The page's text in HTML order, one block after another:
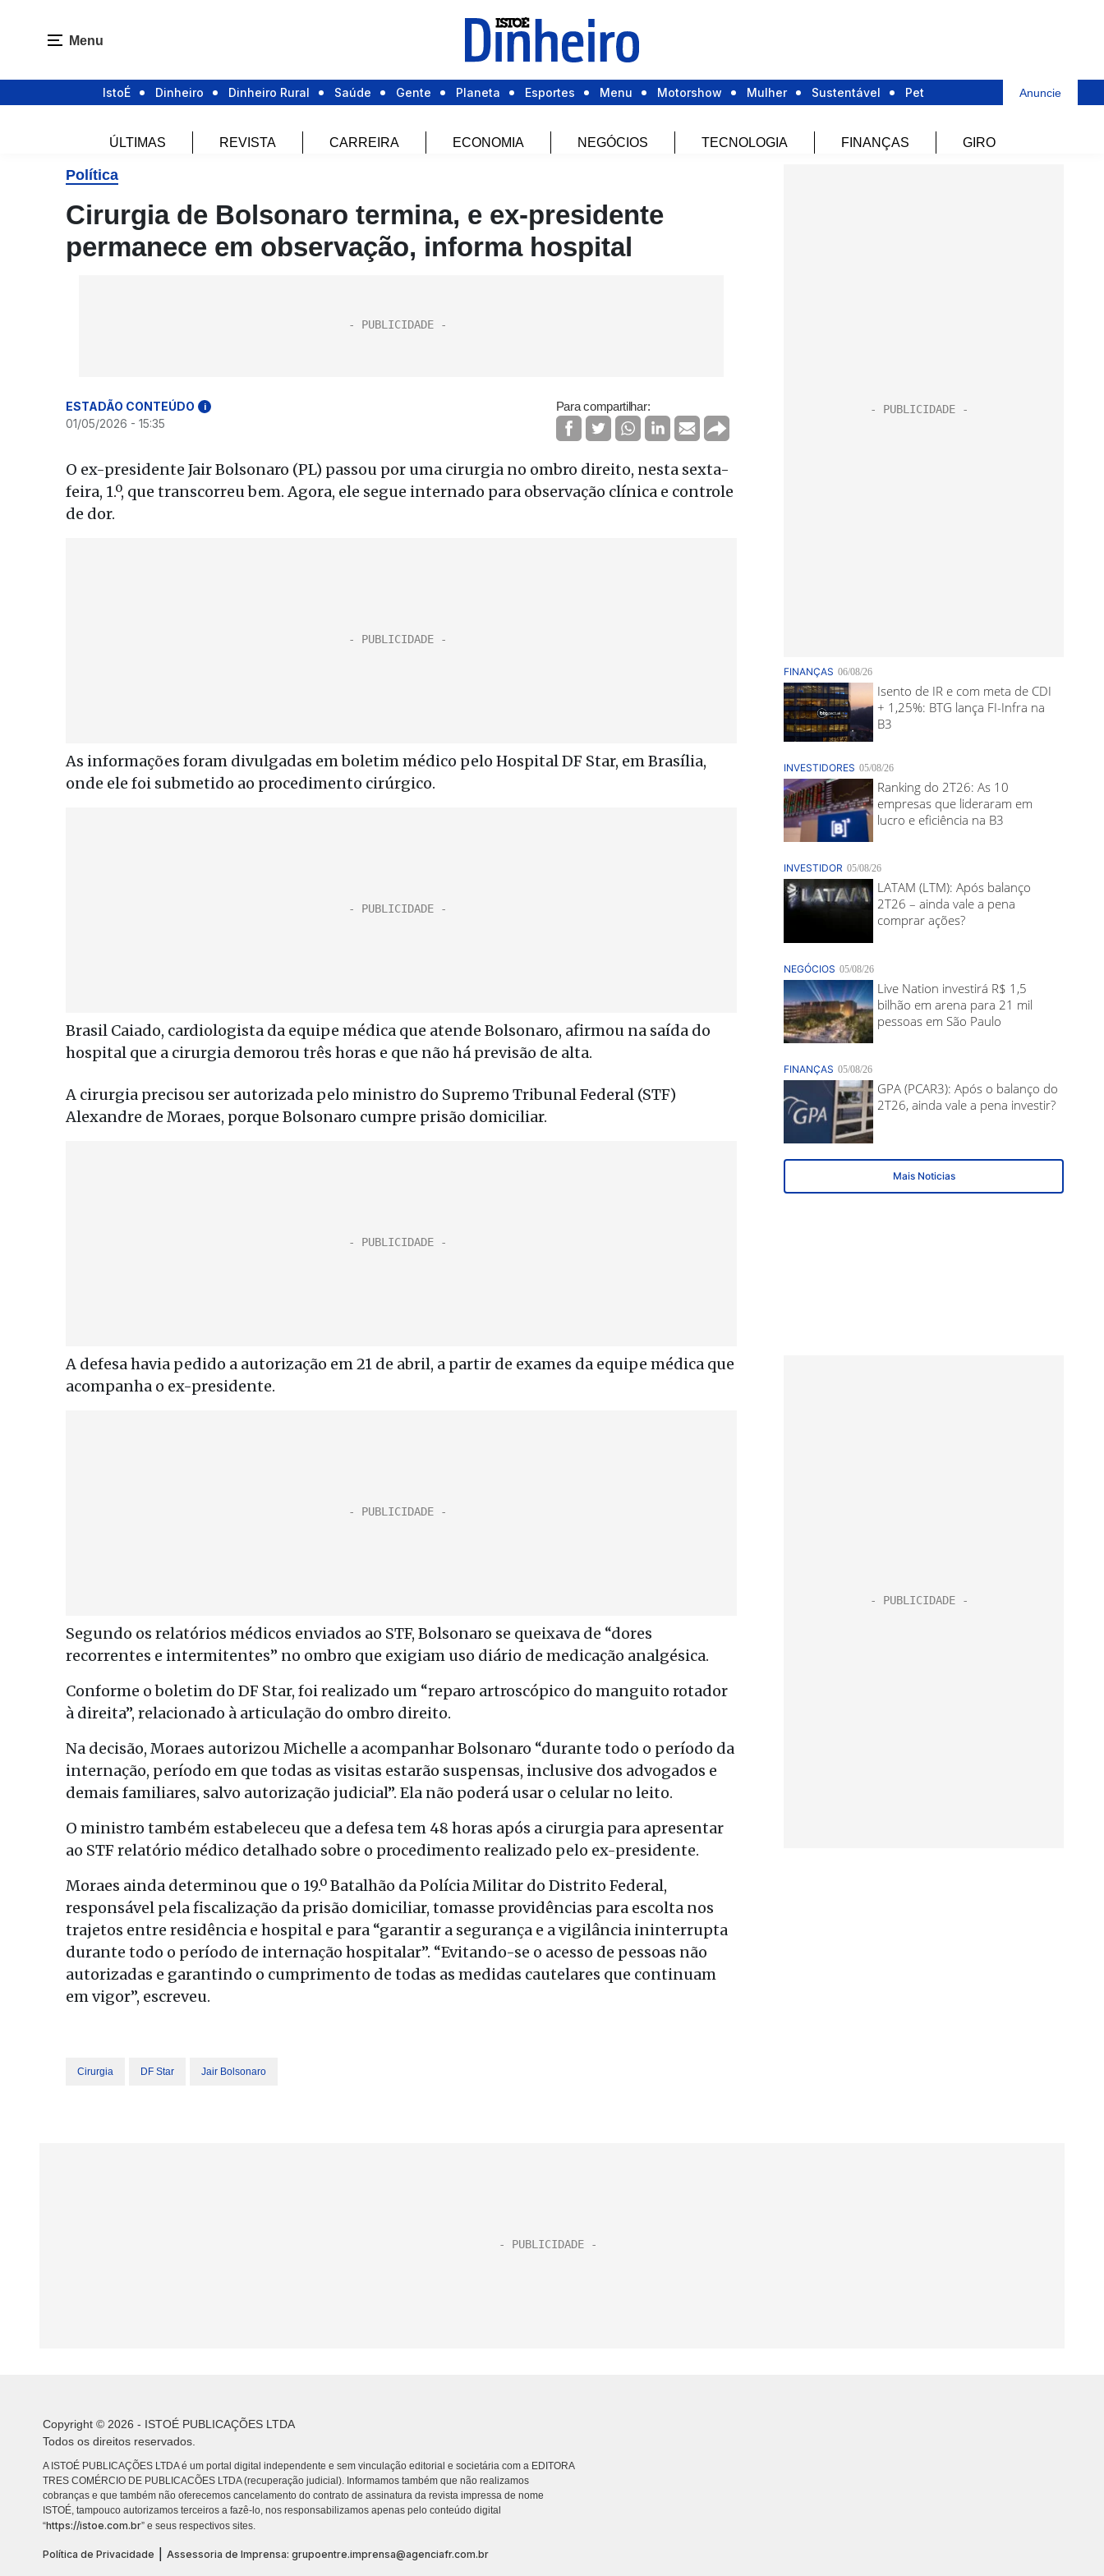
Menu
IstoÉ Dinheiro Dinheiro Rural Saúde Gente Planeta Esportes Menu Motorshow Mulher Sustentável Pet Anuncie
ÚLTIMAS REVISTA CARREIRA ECONOMIA NEGÓCIOS TECNOLOGIA FINANÇAS GIRO
Política
Cirurgia de Bolsonaro termina, e ex-presidente
permanece em observação, informa hospital
ESTADÃO CONTEÚDO i
01/05/2026 - 15:35
Para compartilhar:
O ex-presidente Jair Bolsonaro (PL) passou por uma cirurgia no ombro direito, nesta sexta-
feira, 1.º, que transcorreu bem. Agora, ele segue internado para observação clínica e controle
de dor.
As informações foram divulgadas em boletim médico pelo Hospital DF Star, em Brasília,
onde ele foi submetido ao procedimento cirúrgico.
Brasil Caiado, cardiologista da equipe médica que atende Bolsonaro, afirmou na saída do
hospital que a cirurgia demorou três horas e que não há previsão de alta.
A cirurgia precisou ser autorizada pelo ministro do Supremo Tribunal Federal (STF)
Alexandre de Moraes, porque Bolsonaro cumpre prisão domiciliar.
A defesa havia pedido a autorização em 21 de abril, a partir de exames da equipe médica que
acompanha o ex-presidente.
Segundo os relatórios médicos enviados ao STF, Bolsonaro se queixava de “dores
recorrentes e intermitentes” no ombro que exigiam uso diário de medicação analgésica.
Conforme o boletim do DF Star, foi realizado um “reparo artroscópico do manguito rotador
à direita”, relacionado à articulação do ombro direito.
Na decisão, Moraes autorizou Michelle a acompanhar Bolsonaro “durante todo o período da
internação, período em que todas as visitas estarão suspensas, inclusive dos advogados e
demais familiares, salvo autorização judicial”. Ela não poderá usar o celular no leito.
O ministro também estabeleceu que a defesa tem 48 horas após a cirurgia para apresentar
ao STF relatório médico detalhado sobre o procedimento realizado pelo ex-presidente.
Moraes ainda determinou que o 19.º Batalhão da Polícia Militar do Distrito Federal,
responsável pela fiscalização da prisão domiciliar, tomasse providências para escolta nos
trajetos entre residência e hospital e para “garantir a segurança e a vigilância ininterrupta
durante todo o período de internação hospitalar”. “Evitando-se o acesso de pessoas não
autorizadas e garantindo o cumprimento de todas as medidas cautelares que continuam
em vigor”, escreveu.
Cirurgia DF Star Jair Bolsonaro
Copyright © 2026 - ISTOÉ PUBLICAÇÕES LTDA
Todos os direitos reservados.
A ISTOÉ PUBLICAÇÕES LTDA é um portal digital independente e sem vinculação editorial e societária com a EDITORA
TRES COMÉRCIO DE PUBLICACÕES LTDA (recuperação judicial). Informamos também que não realizamos
cobranças e que também não oferecemos cancelamento do contrato de assinatura da revista impressa de nome
ISTOÉ, tampouco autorizamos terceiros a fazê-lo, nos responsabilizamos apenas pelo conteúdo digital
“https://istoe.com.br” e seus respectivos sites.
Política de Privacidade Assessoria de Imprensa: grupoentre.imprensa@agenciafr.com.br